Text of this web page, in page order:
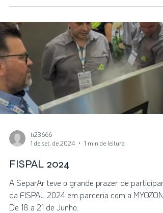
ti23666
1 de set. de 2024
1 min de leitura
FISPAL 2024
A SeparAr teve o grande prazer de participar
da FISPAL 2024 em parceria com a
De 18 a 21 de Junho.